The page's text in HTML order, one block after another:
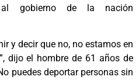
al gobierno de la nación
y decir que no, no estamos en
dijo el hombre de 61 años de
puedes deportar personas sin